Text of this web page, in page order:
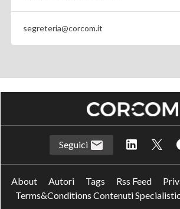
segreteria@corcom.it
Seguici
About Autori Tags Rss Feed
Terms&Conditions Contenuti